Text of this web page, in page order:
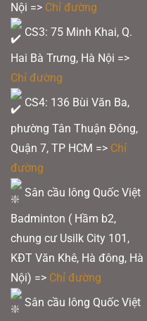
Nội => Chỉ đường
CS3: 75 Minh Khai, Q.
Hai Bà Trưng, Hà Nội =>
Chỉ đường
CS4: 136 Bùi Văn Ba,
phường Tân Thuận Đông,
Quận 7, TP HCM => Chỉ
đường
Sân cầu lông Quốc Việt
Badminton ( Hầm b2,
chung cư Usilk City 101,
KĐT Văn Khê, Hà đông, Hà
Nội) => Chỉ đường
Sân cầu lông Quốc Việt